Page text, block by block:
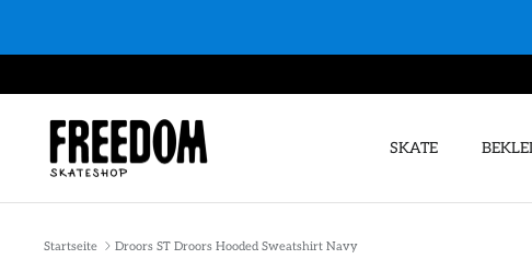
SKATE
Startseite Droors ST Droors Hooded Sweatshirt Navy